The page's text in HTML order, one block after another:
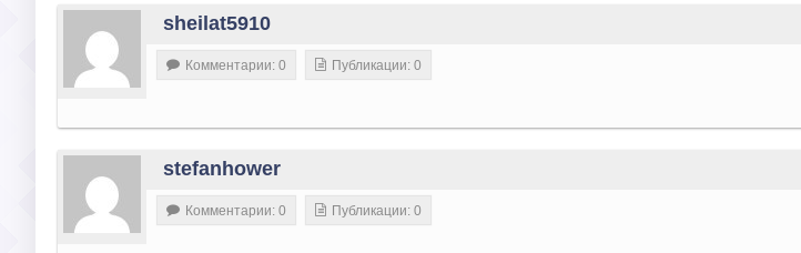
sheilat5910
Комментарии: 0 Публикации: 0
stefanhower
Комментарии: 0 Публикации: 0